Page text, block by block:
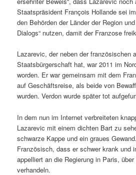
Staatspräsident François Hollande sei
den Behörden der Länder der Region
Dialogs“ nutzen, damit der Franzose
Lazarevic, der neben der französischen
Staatsbürgerschaft hat, war 2011 im
worden. Er war gemeinsam mit dem
auf Geschäftsreise, als beide von
wurden. Verdon wurde später tot
In dem nun im Internet verbreiteten
Lazarevic mit einem dichten Bart zu
schwarze Kappe und ein graues
Französisch, dass er schwer krank und
appelliert an die Regierung in Paris,
verhandeln.